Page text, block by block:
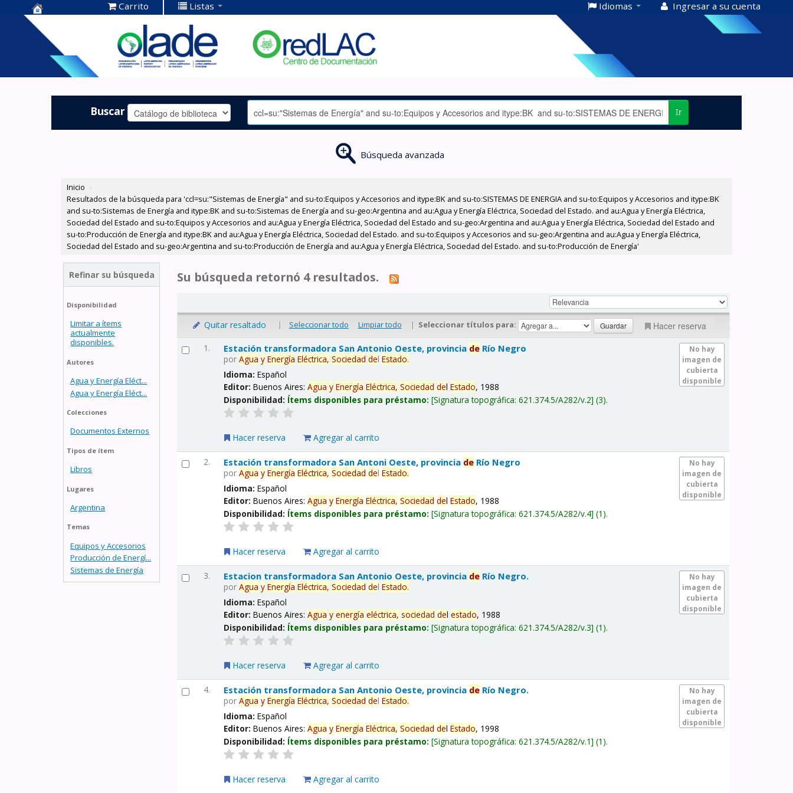
Centro de
Documentación
OLADE -
Carrito Listas Idiomas Ingresar a su cuenta
Buscar Ir
Búsqueda avanzada
Inicio ›
Resultados de la búsqueda para 'ccl=su:"Sistemas de Energía" and su-to:Equipos y Accesorios and itype:BK and su-to:SISTEMAS DE ENERGIA and su-to:Equipos y Accesorios and itype:BK
and su-to:Sistemas de Energía and itype:BK and su-to:Sistemas de Energía and su-geo:Argentina and au:Agua y Energía Eléctrica, Sociedad del Estado. and au:Agua y Energía Eléctrica,
Sociedad del Estado and su-to:Equipos y Accesorios and au:Agua y Energía Eléctrica, Sociedad del Estado and su-geo:Argentina and au:Agua y Energía Eléctrica, Sociedad del Estado and
su-to:Producción de Energía and itype:BK and au:Agua y Energía Eléctrica, Sociedad del Estado. and su-to:Equipos y Accesorios and su-geo:Argentina and au:Agua y Energía Eléctrica,
Sociedad del Estado and su-geo:Argentina and su-to:Producción de Energía and au:Agua y Energía Eléctrica, Sociedad del Estado. and su-to:Producción de Energía'
Refinar su búsqueda
Disponibilidad
Limitar a ítems
actualmente
disponibles.
Autores
Agua y Energía Eléct...
Agua y Energía Eléct...
Colecciones
Documentos Externos
Tipos de ítem
Libros
Lugares
Argentina
Temas
Equipos y Accesorios
Producción de Energí...
Sistemas de Energía
Su búsqueda retornó 4 resultados.
Quitar resaltado | Seleccionar todo Limpiar todo | Seleccionar títulos para: Hacer reserva
1.
No hay
imagen de
cubierta
disponible
Estación transformadora San Antonio Oeste, provincia de Río Negro
porAgua y Energía Eléctrica, Sociedad delEstado.
Idioma:Español
Editor:Buenos Aires:Agua y Energía Eléctrica, Sociedad delEstado, 1988
Disponibilidad: Ítems disponibles para préstamo: Signatura topográfica:621.374.5/A282/v.2 (3).
Hacer reserva Agregar al carrito
2.
No hay
imagen de
cubierta
disponible
Estación transformadora San Antoni Oeste, provincia de Río Negro
porAgua y Energía Eléctrica, Sociedad delEstado.
Idioma:Español
Editor:Buenos Aires:Agua y Energía Eléctrica, Sociedad delEstado, 1988
Disponibilidad: Ítems disponibles para préstamo: Signatura topográfica:621.374.5/A282/v.4 (1).
Hacer reserva Agregar al carrito
3.
No hay
imagen de
cubierta
disponible
Estacion transformadora San Antonio Oeste, provincia de Río Negro.
porAgua y Energía Eléctrica, Sociedad delEstado.
Idioma:Español
Editor:Buenos Aires:Agua y energía eléctrica, sociedad delestado, 1988
Disponibilidad: Ítems disponibles para préstamo: Signatura topográfica:621.374.5/A282/v.3 (1).
Hacer reserva Agregar al carrito
4.
No hay
imagen de
cubierta
disponible
Estación transformadora San Antonio Oeste, provincia de Río Negro.
porAgua y Energía Eléctrica, Sociedad delEstado.
Idioma:Español
Editor:Buenos Aires:Agua y Energía Eléctrica, Sociedad delEstado, 1998
Disponibilidad: Ítems disponibles para préstamo: Signatura topográfica:621.374.5/A282/v.1 (1).
Hacer reserva Agregar al carrito